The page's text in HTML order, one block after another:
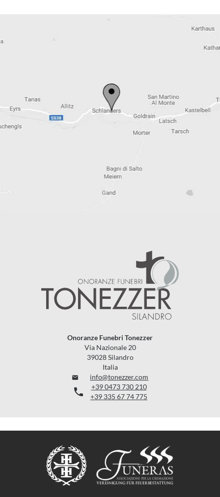
Onoranze Funebri Tonezzer
Via Nazionale 20
39028 Silandro
Italia
 info@tonezzer.com

+39 0473 730 210
+39 335 67 74 775